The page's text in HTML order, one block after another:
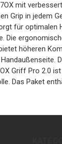
mit
Grip in jedem
für optimalen
höheren
Griff Pro 2.0
Das Paket